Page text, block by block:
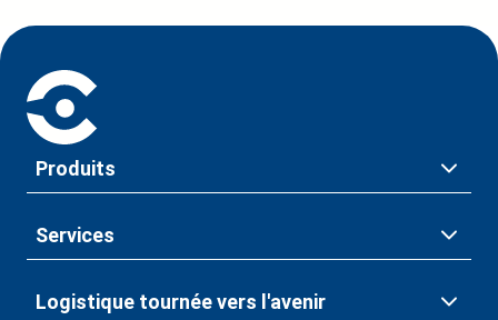
Produits
Services
Logistique tournée vers l'avenir